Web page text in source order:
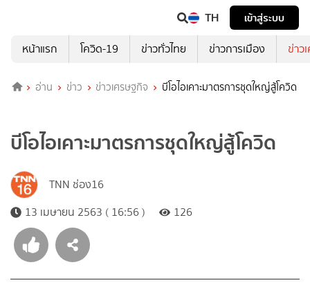
TH
เข้าสู่ระบบ
หน้าแรก
โควิด-19 ข่าวทั่วไทย ข่าวการเมือง ข่าว
อ่าน ข่าว ข่าวเศรษฐกิจ บีโอไอเคาะมาตรการชุดใหญ่สู้โควิด
บีโอไอเคาะมาตรการชุดใหญ่สู้โควิด
TNN ช่อง16
13 เมษายน 2563 ( 16:56 )
126